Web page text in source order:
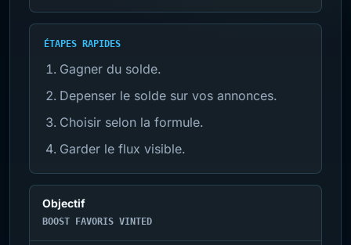
ÉTAPES RAPIDES
Gagner du solde.
Depenser le solde sur vos annonces.
Choisir selon la formule.
Garder le flux visible.
Objectif
BOOST FAVORIS VINTED